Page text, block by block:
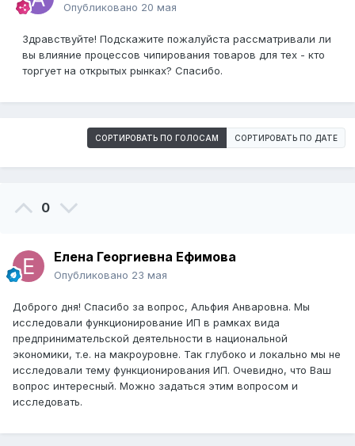
Опубликовано 20 мая
Здравствуйте! Подскажите пожалуйста рассматривали ли
вы влияние процессов чипирования товаров для тех - кто
торгует на открытых рынках? Спасибо.
СОРТИРОВАТЬ ПО ГОЛОСАМ СОРТИРОВАТЬ ПО ДАТЕ
0
Елена Георгиевна Ефимова
Опубликовано 23 мая
Доброго дня! Спасибо за вопрос, Альфия Анваровна. Мы
исследовали функционирование ИП в рамках вида
предпринимательской деятельности в национальной
экономики, т.е. на макроуровне. Так глубоко и локально мы не
исследовали тему функционирования ИП. Очевидно, что Ваш
вопрос интересный. Можно задаться этим вопросом и
исследовать.